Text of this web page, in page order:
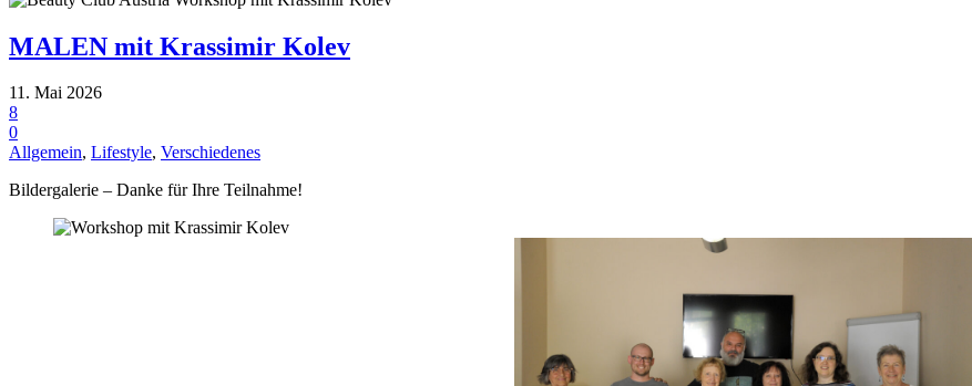
MALEN mit Krassimir Kolev
11. Mai 2026
8
0
Allgemein, Lifestyle, Verschiedenes
Bildergalerie – Danke für Ihre Teilnahme!